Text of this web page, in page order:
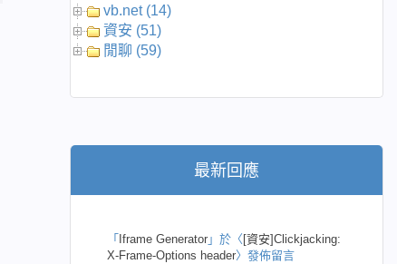
vb.net (14)
資安 (51)
閒聊 (59)
最新回應
「 Iframe Generator 」於〈 [資安]Clickjacking:
X-Frame-Options header〉發佈留言